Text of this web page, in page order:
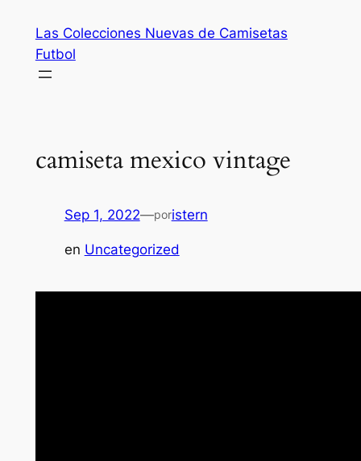
contenido
Las Colecciones Nuevas de Camisetas
Futbol
camiseta mexico vintage
Sep 1, 2022—poristern
en Uncategorized